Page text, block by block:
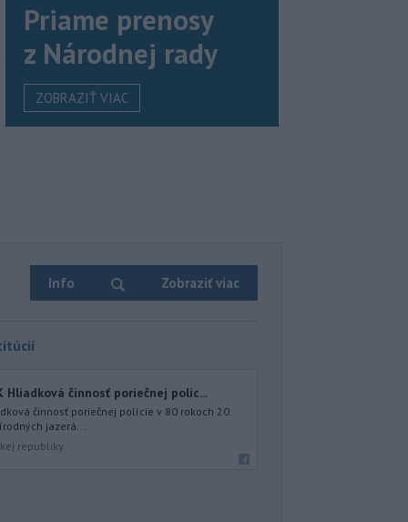
Priame prenosy
z Národnej rady
ZOBRAZIŤ VIAC
Info Zobraziť viac
Hliadková činnosť poriečnej políc...
činnosť poriečnej polície v 80 rokoch 20.
jazerá...
republiky